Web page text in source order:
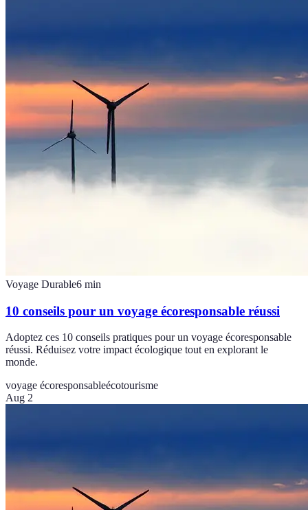
Voyage Durable6 min
10 conseils pour un voyage écoresponsable réussi
Adoptez ces 10 conseils pratiques pour un voyage écoresponsable
réussi. Réduisez votre impact écologique tout en explorant le
monde.
voyage écoresponsableécotourisme
Aug 2